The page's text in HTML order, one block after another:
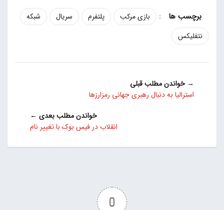
: بازی مرکب پلتفرم سریال
شبکه
نتفلیکس
→ خواندن مطلب قبلی
استرالیا به دنبال رهبری جهانی رمزارزها
خواندن مطلب بعدی ←
انقلاب در فیس بوک با تغییر نام
0